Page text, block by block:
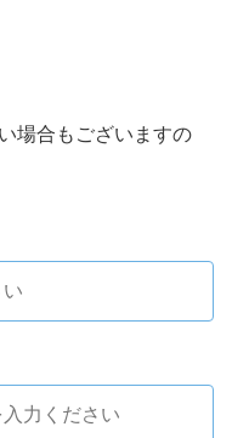
場合もございますの